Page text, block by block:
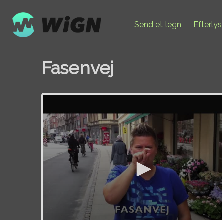
Send et tegn
Fasenvej